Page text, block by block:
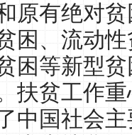
原有绝对
困、流动
困等新型
扶贫工作
中国社会